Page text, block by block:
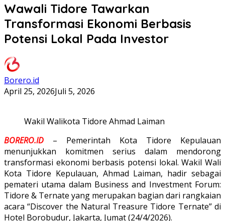
Wawali Tidore Tawarkan
Transformasi Ekonomi Berbasis
Potensi Lokal Pada Investor
Borero.id
April 25, 2026Juli 5, 2026
Wakil Walikota Tidore Ahmad Laiman
BORERO.ID – Pemerintah Kota Tidore Kepulauan
menunjukkan komitmen serius dalam mendorong
transformasi ekonomi berbasis potensi lokal. Wakil Wali
Kota Tidore Kepulauan, Ahmad Laiman, hadir sebagai
pemateri utama dalam Business and Investment Forum:
Tidore & Ternate yang merupakan bagian dari rangkaian
acara “Discover the Natural Treasure Tidore Ternate” di
Hotel Borobudur, Jakarta, Jumat (24/4/2026).